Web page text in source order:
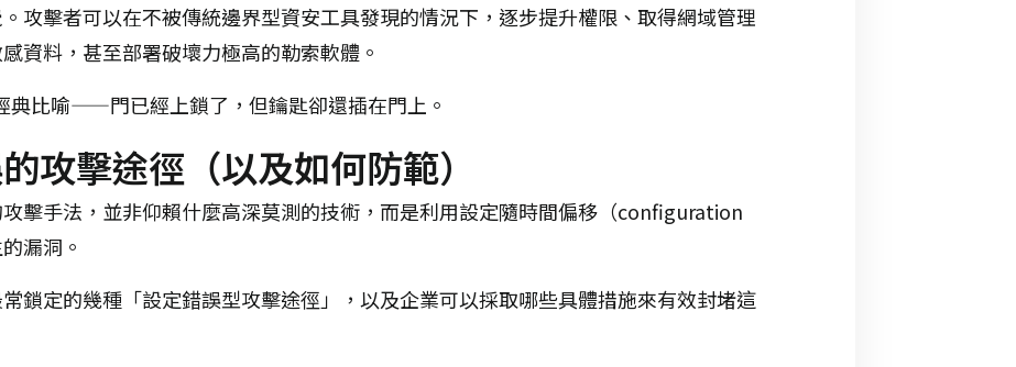
攻擊者可以在不被傳統邊界型資安工具發現的情況下，逐步提升權限、取得網域管理
資料，甚至部署破壞力極高的勒索軟體。
典比喻——門已經上鎖了，但鑰匙卻還插在門上。
攻擊途徑（以及如何防範）
擊手法，並非仰賴什麼高深莫測的技術，而是利用設定隨時間偏移（configuration
漏洞。
鎖定的幾種「設定錯誤型攻擊途徑」，以及企業可以採取哪些具體措施來有效封堵這